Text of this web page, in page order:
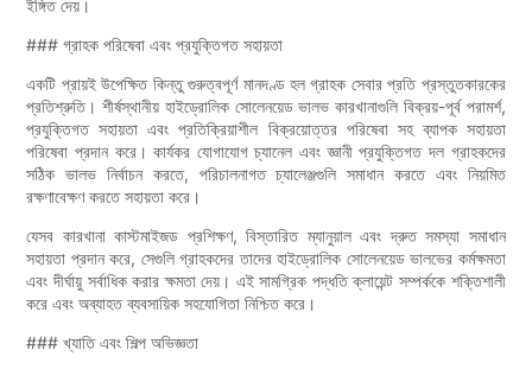
ইঙ্গিত দেয়।
### গ্রাহক পরিষেবা এবং প্রযুক্তিগত সহায়তা
একটি প্রায়ই উপেক্ষিত কিন্তু গুরুত্বপূর্ণ মানদণ্ড হল গ্রাহক সেবার প্রতি প্রস্তুতকারকের
প্রতিশ্রুতি। শীর্ষস্থানীয় হাইড্রোলিক সোলেনয়েড ভালভ কারখানাগুলি বিক্রয়-পূর্ব পরামর্শ,
প্রযুক্তিগত সহায়তা এবং প্রতিক্রিয়াশীল বিক্রয়োত্তর পরিষেবা সহ ব্যাপক সহায়তা
পরিষেবা প্রদান করে। কার্যকর যোগাযোগ চ্যানেল এবং জ্ঞানী প্রযুক্তিগত দল গ্রাহকদের
সঠিক ভালভ নির্বাচন করতে, পরিচালনাগত চ্যালেঞ্জগুলি সমাধান করতে এবং নিয়মিত
রক্ষণাবেক্ষণ করতে সহায়তা করে।
যেসব কারখানা কাস্টমাইজড প্রশিক্ষণ, বিস্তারিত ম্যানুয়াল এবং দ্রুত সমস্যা সমাধান
সহায়তা প্রদান করে, সেগুলি গ্রাহকদের তাদের হাইড্রোলিক সোলেনয়েড ভালভের কর্মক্ষমতা
এবং দীর্ঘায়ু সর্বাধিক করার ক্ষমতা দেয়। এই সামগ্রিক পদ্ধতি ক্লায়েন্ট সম্পর্ককে শক্তিশালী
করে এবং অব্যাহত ব্যবসায়িক সহযোগিতা নিশ্চিত করে।
### খ্যাতি এবং শিল্প অভিজ্ঞতা